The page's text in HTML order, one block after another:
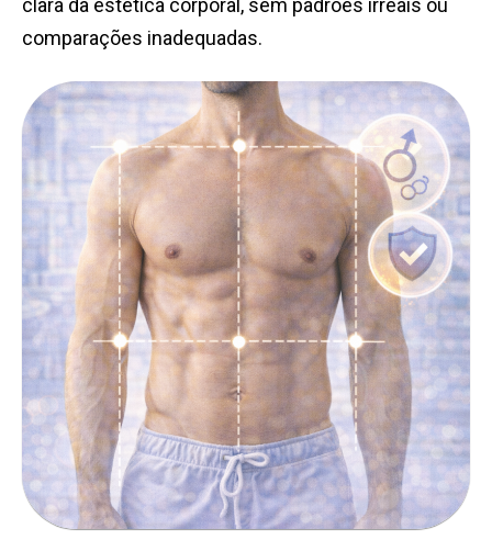
clara da estética corporal, sem padrões irreais ou
comparações inadequadas.